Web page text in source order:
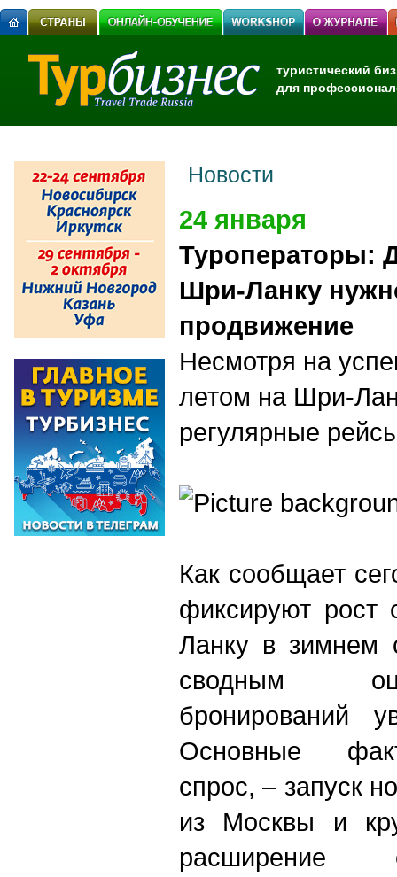
туристический
для
Новости
24 января
Туроператоры:
Шри-Ланку
продвижение
Несмотря на
летом на Шри-
регулярные
Как сообщает
фиксируют
Ланку в зимнем
сводным
бронирований
Основные
спрос, – запуск
из Москвы и
расширение